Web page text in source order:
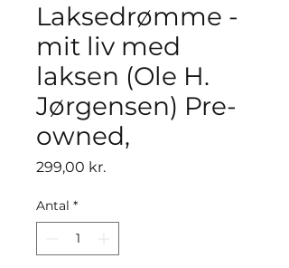
Laksedrømme -
mit liv med
laksen (Ole H.
Jørgensen) Pre-
owned,
299,00 kr.Pris
Antal *